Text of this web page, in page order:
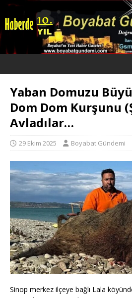
Yaban Domuzu
Dom Dom Kurşunu
Avladılar…
29 Ekim 2025 Boyabat Gündemi
Sinop merkez ilçeye bağlı Lala